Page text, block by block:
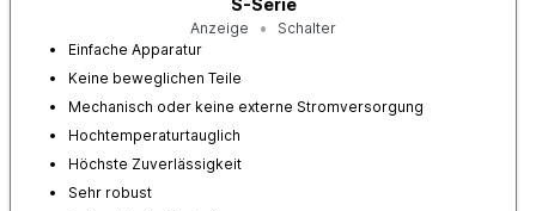
S-Serie
Anzeige
Schalter
Einfache Apparatur
Keine beweglichen Teile
Mechanisch oder keine externe Stromversorgung
Hochtemperaturtauglich
Höchste Zuverlässigkeit
Sehr robust